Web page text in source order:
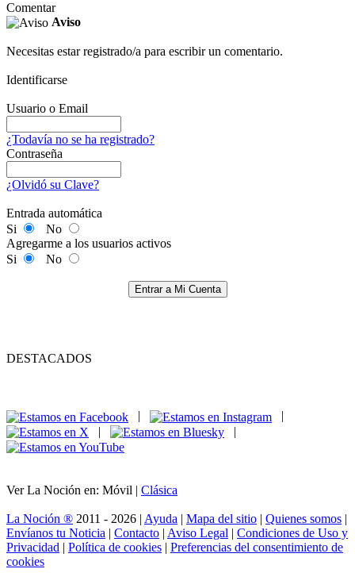
Comentar
Aviso
Necesitas estar registrado/a para escribir un comentario.
Identificarse
Usuario o Email
¿Todavía no se ha registrado?
Contraseña
¿Olvidó su Clave?
Entrada automática
Si
No
Agregarme a los usuarios activos
Si
No
Entrar a Mi Cuenta
DESTACADOS
|
|
Ver La Noción en: Móvil | Clásica
La Noción ® 2011 - 2026 | Ayuda | Mapa del sitio | Quienes somos |
Envíanos tu Noticia | Contacto | Aviso Legal | Condiciones de Uso y
Privacidad | Política de cookies | Preferencias del consentimiento de
cookies